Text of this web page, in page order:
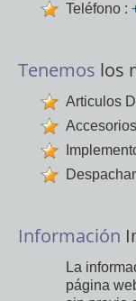
Teléfono :
Tenemos los
Articulos
Información
La
página